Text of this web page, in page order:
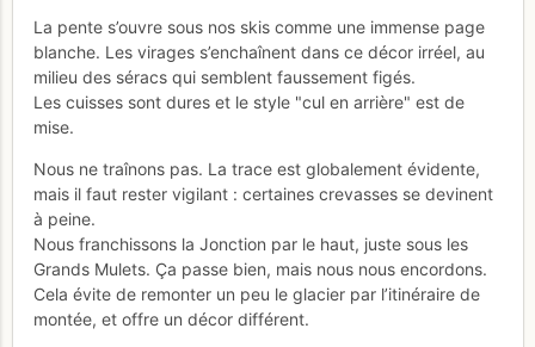
La pente s’ouvre sous nos skis comme une immense page
blanche. Les virages s’enchaînent dans ce décor irréel, au
milieu des séracs qui semblent faussement figés.
Les cuisses sont dures et le style "cul en arrière" est de
mise.
Nous ne traînons pas. La trace est globalement évidente,
mais il faut rester vigilant : certaines crevasses se devinent
à peine.
Nous franchissons la Jonction par le haut, juste sous les
Grands Mulets. Ça passe bien, mais nous nous encordons.
Cela évite de remonter un peu le glacier par l’itinéraire de
montée, et offre un décor différent.